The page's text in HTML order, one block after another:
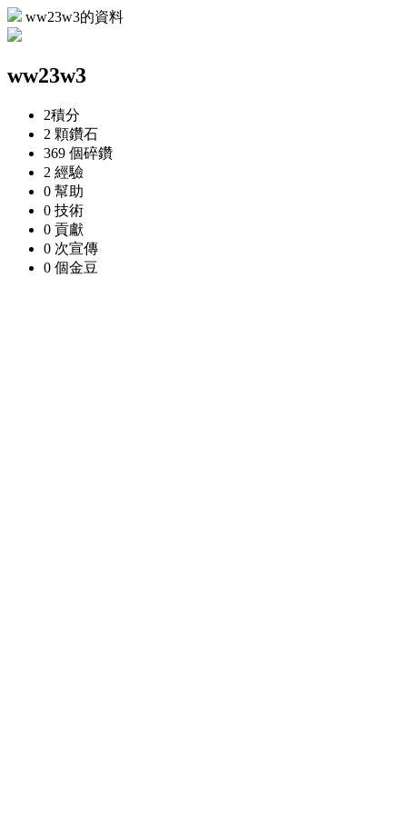
ww23w3的資料
ww23w3
2積分
2 顆鑽石
369 個碎鑽
2 經驗
0 幫助
0 技術
0 貢獻
0 次宣傳
0 個金豆